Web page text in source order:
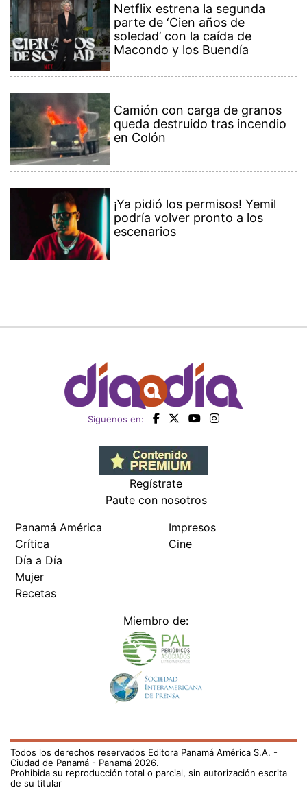
Netflix estrena la segunda
parte de ‘Cien años de
soledad’ con la caída de
Macondo y los Buendía
Camión con carga de granos
queda destruido tras incendio
en Colón
¡Ya pidió los permisos! Yemil
podría volver pronto a los
escenarios
Siguenos en:
Regístrate
Paute con nosotros
Panamá América
Crítica
Día a Día
Mujer
Recetas
Impresos
Cine
Miembro de:
Todos los derechos reservados Editora Panamá América S.A. -
Ciudad de Panamá - Panamá 2026.
Prohibida su reproducción total o parcial, sin autorización escrita
de su titular